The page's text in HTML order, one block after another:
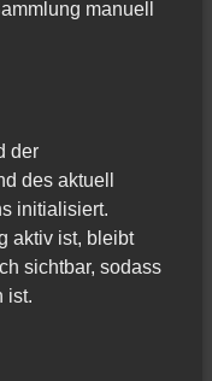
manuell
der
des aktuell
initialisiert.
aktiv ist, bleibt
sichtbar, sodass
ist.